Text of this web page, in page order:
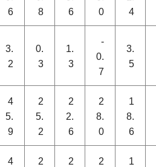
6
8
6
0
4
3.
2
0.
3
1.
3
-
0.
7
3.
5
4
5.
9
2
5.
2
2
2.
6
2
8.
0
1
8.
6
4
2
2
2
1